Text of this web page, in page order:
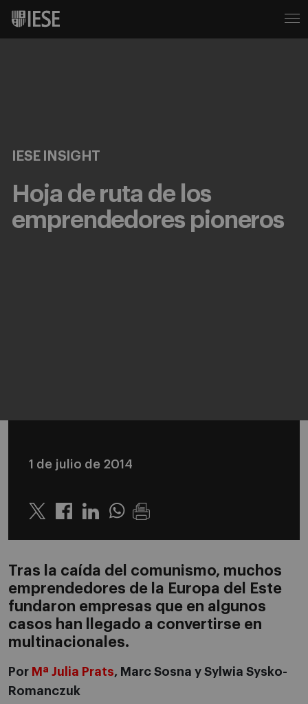
IESE INSIGHT
Hoja de ruta de los
emprendedores pioneros
1 de julio de 2014
Twitter LinkedinWhatsapp
Tras la caída del comunismo, muchos
emprendedores de la Europa del Este
fundaron empresas que en algunos
casos han llegado a convertirse en
multinacionales.
Por Mª Julia Prats, Marc Sosna y Sylwia Sysko-
Romanczuk